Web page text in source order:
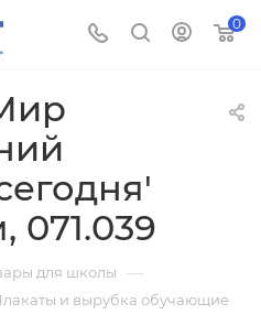
0
071.039
для школы —
и вырубка обучающие